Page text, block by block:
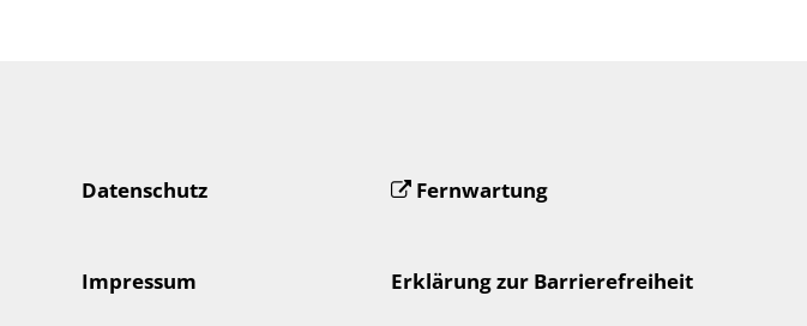
Datenschutz Fernwartung
Impressum Erklärung zur Barrierefreiheit